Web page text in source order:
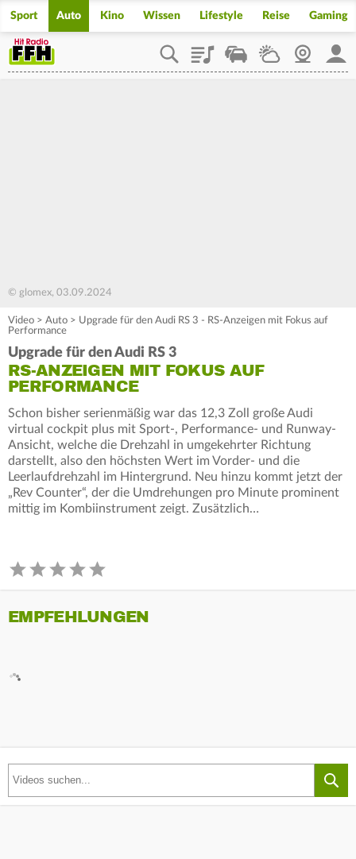
Sport Auto Kino Wissen Lifestyle Reise Gaming
PlaylistStaupilotWetterWebcam
© glomex, 03.09.2024
Video > Auto > Upgrade für den Audi RS 3 - RS-Anzeigen mit Fokus auf
Performance
Upgrade für den Audi RS 3
RS-ANZEIGEN MIT FOKUS AUF
PERFORMANCE
Schon bisher serienmäßig war das 12,3 Zoll große Audi
virtual cockpit plus mit Sport-, Performance- und Runway-
Ansicht, welche die Drehzahl in umgekehrter Richtung
darstellt, also den höchsten Wert im Vorder- und die
Leerlaufdrehzahl im Hintergrund. Neu hinzu kommt jetzt der
„Rev Counter“, der die Umdrehungen pro Minute prominent
mittig im Kombiinstrument zeigt. Zusätzlich…
EMPFEHLUNGEN